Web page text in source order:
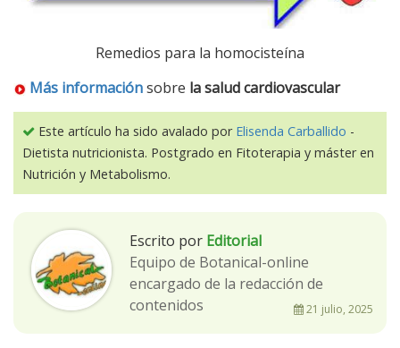
Remedios para la homocisteína
Más informaciónsobre la salud cardiovascular
Este artículo ha sido avalado por Elisenda Carballido -
Dietista nutricionista. Postgrado en Fitoterapia y máster en
Nutrición y Metabolismo.
Escrito por Editorial
Equipo de Botanical-online
encargado de la redacción de
contenidos
21 julio, 2025